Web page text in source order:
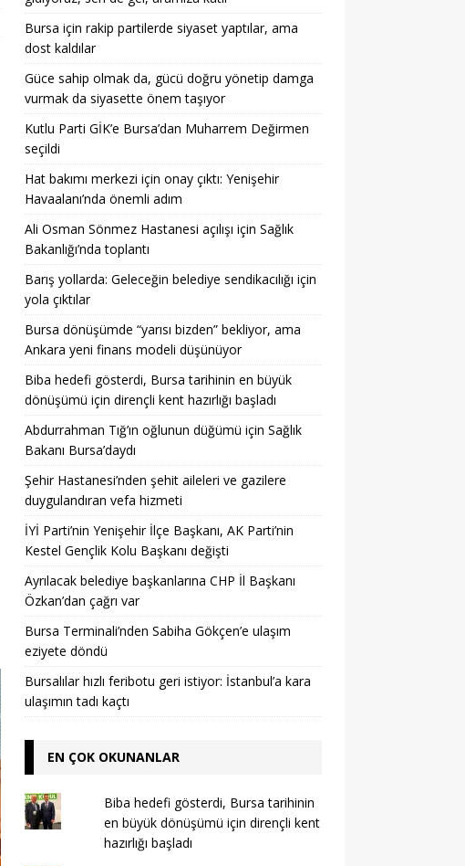
Bursa için rakip partilerde siyaset yaptılar, ama
dost kaldılar
Güce sahip olmak da, gücü doğru yönetip damga
vurmak da siyasette önem taşıyor
Kutlu Parti GİK’e Bursa’dan Muharrem Değirmen
seçildi
Hat bakımı merkezi için onay çıktı: Yenişehir
Havaalanı’nda önemli adım
Ali Osman Sönmez Hastanesi açılışı için Sağlık
Bakanlığı’nda toplantı
Barış yollarda: Geleceğin belediye sendikacılığı için
yola çıktılar
Bursa dönüşümde “yarısı bizden” bekliyor, ama
Ankara yeni finans modeli düşünüyor
Biba hedefi gösterdi, Bursa tarihinin en büyük
dönüşümü için dirençli kent hazırlığı başladı
Abdurrahman Tığ’ın oğlunun düğümü için Sağlık
Bakanı Bursa’daydı
Şehir Hastanesi’nden şehit aileleri ve gazilere
duygulandıran vefa hizmeti
İYİ Parti’nin Yenişehir İlçe Başkanı, AK Parti’nin
Kestel Gençlik Kolu Başkanı değişti
Ayrılacak belediye başkanlarına CHP İl Başkanı
Özkan’dan çağrı var
Bursa Terminali’nden Sabiha Gökçen’e ulaşım
eziyete döndü
Bursalılar hızlı feribotu geri istiyor: İstanbul’a kara
ulaşımın tadı kaçtı
EN ÇOK OKUNANLAR
Biba hedefi gösterdi, Bursa tarihinin
en büyük dönüşümü için dirençli kent
hazırlığı başladı